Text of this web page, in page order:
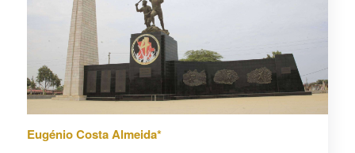
Eugénio Costa Almeida*